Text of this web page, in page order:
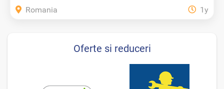
Romania 1y
Oferte si reduceri